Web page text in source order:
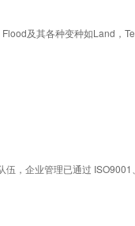
及其各种变种如Land，
，企业管理已通过